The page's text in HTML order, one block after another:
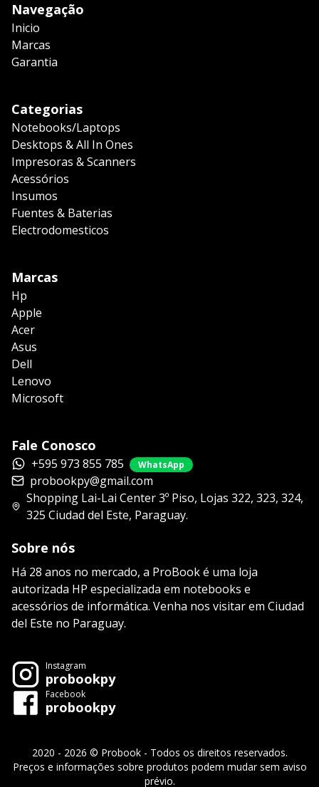
Navegação
Inicio
Marcas
Garantia
Categorias
Notebooks/Laptops
Desktops & All In Ones
Impresoras & Scanners
Acessórios
Insumos
Fuentes & Baterias
Electrodomesticos
Marcas
Hp
Apple
Acer
Asus
Dell
Lenovo
Microsoft
Fale Conosco
+595 973 855 785 WhatsApp
probookpy@gmail.com
Shopping Lai-Lai Center 3º Piso, Lojas 322, 323, 324,
325 Ciudad del Este, Paraguay.
Sobre nós
Há 28 anos no mercado, a ProBook é uma loja
autorizada HP especializada em notebooks e
acessórios de informática. Venha nos visitar em Ciudad
del Este no Paraguay.
Instagram
probookpy
Facebook
probookpy
2020 - 2026 © Probook - Todos os direitos reservados.
Preços e informações sobre produtos podem mudar sem aviso
prévio.